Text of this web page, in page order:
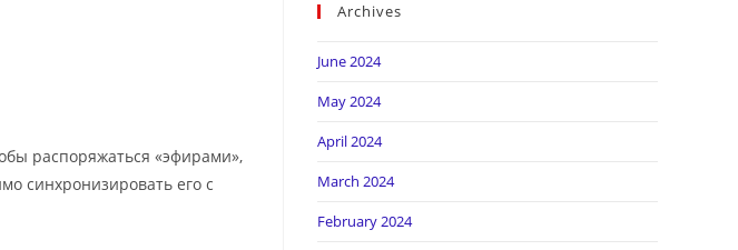
распоряжаться «эфирами»,
синхронизировать его с
Archives
June 2024
May 2024
April 2024
March 2024
February 2024